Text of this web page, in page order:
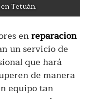
Tetuán.
enreparacion
un servicio de
que hará
de manera
equipo tan